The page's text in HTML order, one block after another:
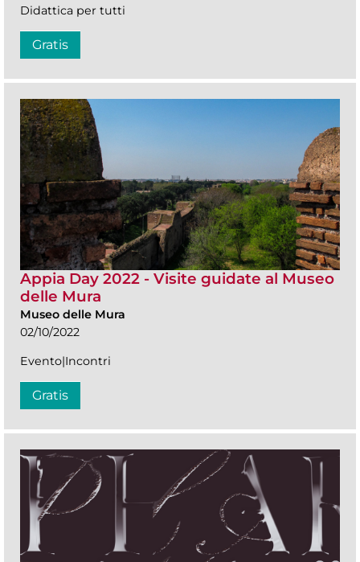
Didattica per tutti
Gratis
Appia Day 2022 - Visite guidate al Museo
delle Mura
Museo delle Mura
02/10/2022
Evento|Incontri
Gratis